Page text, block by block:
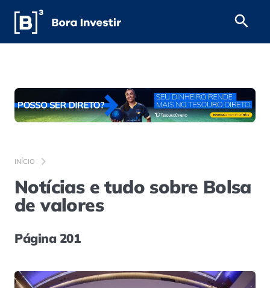
INÍCIO
Notícias e tudo sobre Bolsa
de valores
Página 201